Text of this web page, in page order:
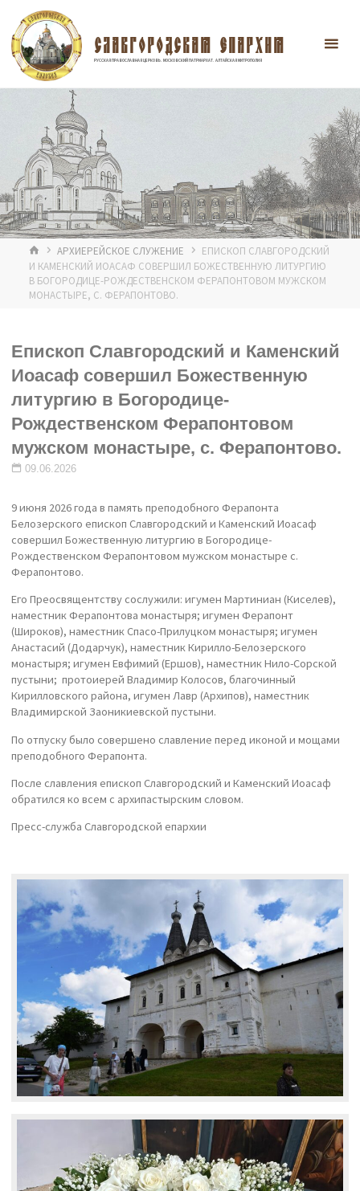
Перейти
содержимому
СЛАВГОРОДСКАЯ ЕПАРХИЯ
РУССКАЯ ПРАВОСЛАВНАЯ ЦЕРКОВЬ. МОСКОВСКИЙ ПАТРИАРХАТ. АЛТАЙСКАЯ МИТРОПОЛИЯ
ГЛАВНАЯ
АРХИЕРЕЙСКОЕ СЛУЖЕНИЕ
ЕПИСКОП СЛАВГОРОДСКИЙ
И КАМЕНСКИЙ ИОАСАФ СОВЕРШИЛ БОЖЕСТВЕННУЮ ЛИТУРГИЮ
В БОГОРОДИЦЕ-РОЖДЕСТВЕНСКОМ ФЕРАПОНТОВОМ МУЖСКОМ
МОНАСТЫРЕ, С. ФЕРАПОНТОВО.
Епископ Славгородский и Каменский
Иоасаф совершил Божественную
литургию в Богородице-
Рождественском Ферапонтовом
мужском монастыре, с. Ферапонтово.
09.06.2026
9 июня 2026 года в память преподобного Ферапонта
Белозерского епископ Славгородский и Каменский Иоасаф
совершил Божественную литургию в Богородице-
Рождественском Ферапонтовом мужском монастыре с.
Ферапонтово.
Его Преосвящентству сослужили: игумен Мартиниан (Киселев),
наместник Ферапонтова монастыря; игумен Ферапонт
(Широков), наместник Спасо-Прилуцком монастыря; игумен
Анастасий (Додарчук), наместник Кирилло-Белозерского
монастыря; игумен Евфимий (Ершов), наместник Нило-Сорской
пустыни; протоиерей Владимир Колосов, благочинный
Кирилловского района, игумен Лавр (Архипов), наместник
Владимирской Заоникиевской пустыни.
По отпуску было совершено славление перед иконой и мощами
преподобного Ферапонта.
После славления епископ Славгородский и Каменский Иоасаф
обратился ко всем с архипастырским словом.
Пресс-служба Славгородской епархии